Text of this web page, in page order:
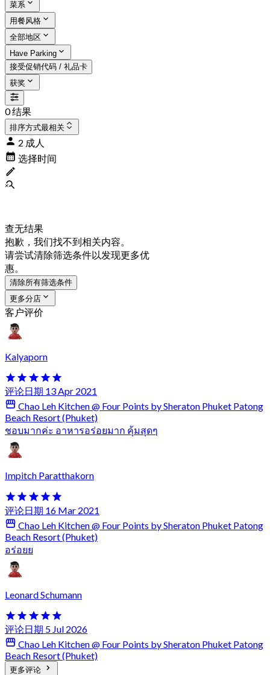
菜系
用餐风格
全部地区
Have Parking
接受促销代码 / 礼品卡
获奖
0 结果
排序方式最相关
2 成人
选择时间
查无结果
抱歉，我们找不到相关内容。
请尝试清除筛选条件以发现更多优
惠。
清除所有筛选条件
更多分店
客户评价
Kalyaporn
评论日期 13 Apr 2021
Chao Leh Kitchen @ Four Points by Sheraton Phuket Patong
Beach Resort (Phuket)
ชอบมากค่ะ อาหารอร่อยมาก คุ้มสุดๆ
Impitch Paratthakorn
评论日期 16 Mar 2021
Chao Leh Kitchen @ Four Points by Sheraton Phuket Patong
Beach Resort (Phuket)
อร่อยย
Leonard Schumann
评论日期 5 Jul 2026
Chao Leh Kitchen @ Four Points by Sheraton Phuket Patong
Beach Resort (Phuket)
更多评论